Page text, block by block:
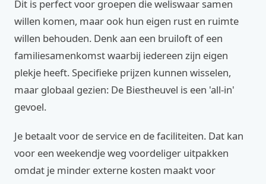
Dit is perfect voor groepen die weliswaar samen
willen komen, maar ook hun eigen rust en ruimte
willen behouden. Denk aan een bruiloft of een
familiesamenkomst waarbij iedereen zijn eigen
plekje heeft. Specifieke prijzen kunnen wisselen,
maar globaal gezien: De Biestheuvel is een 'all-in'
gevoel.
Je betaalt voor de service en de faciliteiten. Dat kan
voor een weekendje weg voordeliger uitpakken
omdat je minder externe kosten maakt voor